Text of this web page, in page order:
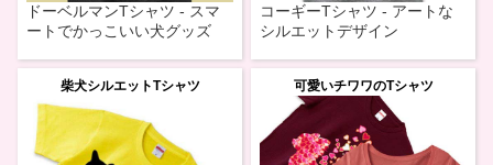
ドーベルマンTシャツ - スマ
ートでかっこいい犬グッズ
コーギーTシャツ - アートな
シルエットデザイン
柴犬シルエットTシャツ 可愛いチワワのTシャツ